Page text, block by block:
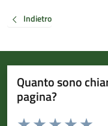
Indietro
Quanto sono
pagina?
Valuta da 1 a 5 stelle la